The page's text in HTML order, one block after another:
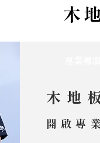
木
木地
開啟專